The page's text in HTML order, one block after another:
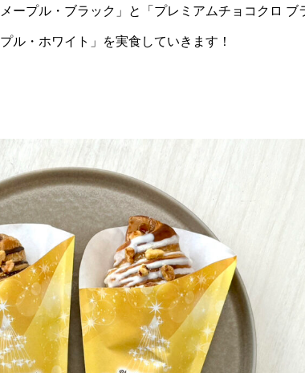
ープル・ブラック」と「プレミアムチョコクロ ブ
ル・ホワイト」を実食していきます！